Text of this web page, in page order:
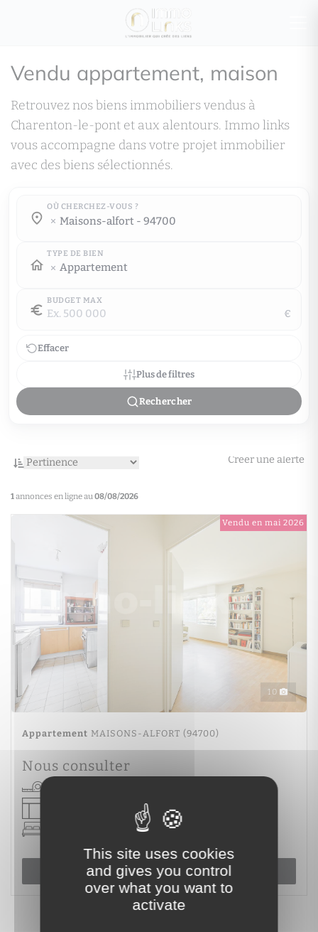
Vendu appartement, maison
Retrouvez nos biens immobiliers vendus à
Charenton-le-pont et aux alentours. Immo links
vous accompagne dans votre projet immobilier
avec des biens sélectionnés.
OÙ CHERCHEZ-VOUS ?
Où cherchez-vous ?
maisons-alfort - 94700
Où cherchez-vous ?
TYPE DE BIEN
Appartement
BUDGET MAX
€
Effacer
Plus de filtres
Rechercher
Créer une alerte
1annonces en ligne au08/08/2026
Vendu en mai 2026
10
Appartement MAISONS-ALFORT (94700)
Nous consulter
Voir le bien
This site uses cookies
and gives you control
over what you want to
activate